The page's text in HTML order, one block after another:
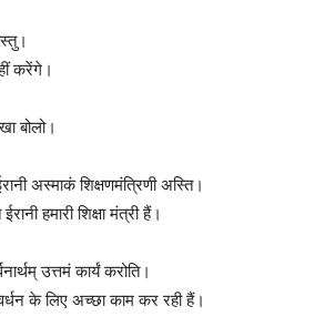
करेंगे।
बोलो।
अस्माकं शिक्षणमंत्रिणी अस्ति।
हमारी शिक्षा मंत्री हैं।
उत्तमं कार्यं करोति।
के लिए अच्छा काम कर रही हैं।